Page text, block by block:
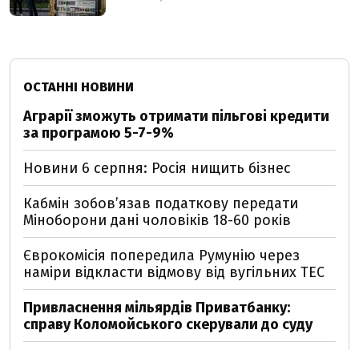
ОСТАННІ НОВИНИ
Аграрії зможуть отримати пільгові кредити
за програмою 5-7-9%
Новини 6 серпня: Росія нищить бізнес
Кабмін зобовʼязав податкову передати
Міноборони дані чоловіків 18-60 років
Єврокомісія попередила Румунію через
наміри відкласти відмову від вугільних ТЕС
Привласнення мільярдів Приватбанку:
справу Коломойського скерували до суду